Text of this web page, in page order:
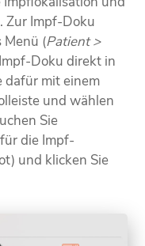
Zur Impf-Doku
Menü (Patient >
Doku direkt in
dafür mit einem
und wählen
Sie
die Impf-
und klicken Sie